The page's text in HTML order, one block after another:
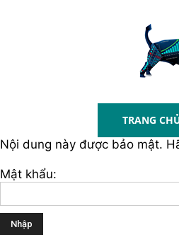
TRANG
Nội dung này được bảo mật.
Mật khẩu: